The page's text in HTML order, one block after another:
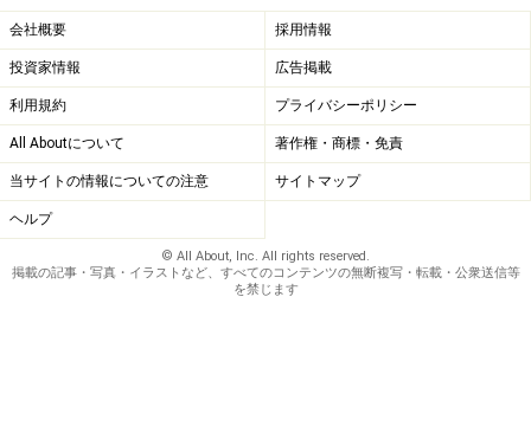
SPEC フレーム：アルミニウム カラー：キャンディレッド、
キャンディブルー、パールホワイト、スコッチブライト タ
イヤ：マキシス BIRDY 18x1.5インチ ドライブトレイン：シ
マノ・アセラ 1×8速 車体重量：10．9kg
フォールディングバイクの定番モデルですが、1996年の
登場から現在に至るまでスポーティなフォールディング
会社概要 採用情報
投資家情報 広告掲載
利用規約 プライバシーポリシー
All Aboutについて 著作権・商標・免責
当サイトの情報についての注意 サイトマップ
ヘルプ
© All About, Inc. All rights reserved.
掲載の記事・写真・イラストなど、すべてのコンテンツの無断複写・転載・公衆送信等
を禁じます